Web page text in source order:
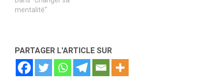
mentalité"
PARTAGER L'ARTICLE SUR